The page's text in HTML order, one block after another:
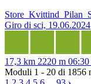
Giro di sci, 19.06.2024
17,3 km 2220 m
Moduli 1 - 20 di 1856